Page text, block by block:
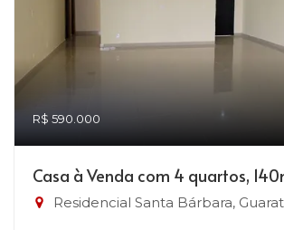
R$ 590.000
Casa à Venda com 4 quartos,
Residencial Santa Bárbara,